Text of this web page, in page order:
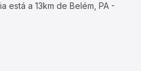
está a 13km de Belém, PA -